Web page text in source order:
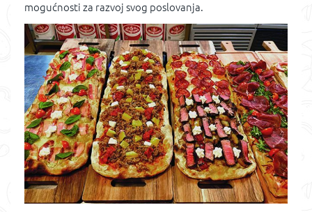
mogućnosti za razvoj svog poslovanja.